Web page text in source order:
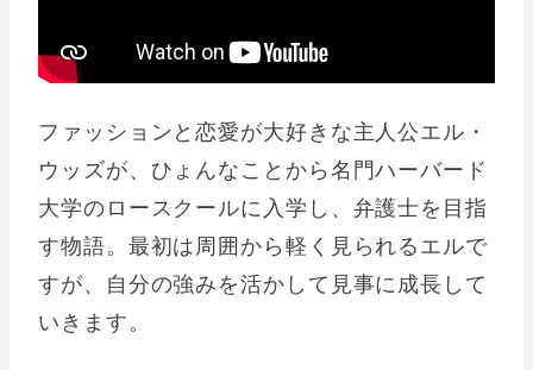
ファッションと恋愛が大好きな主人公エル・
ウッズが、ひょんなことから名門ハーバード
大学のロースクールに入学し、弁護士を目指
す物語。最初は周囲から軽く見られるエルで
すが、自分の強みを活かして見事に成長して
いきます。